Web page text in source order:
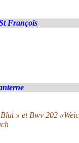
François
» et Bwv 202